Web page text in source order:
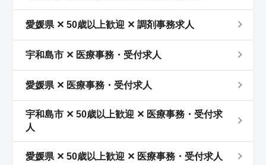
愛媛県 ✕ 50歳以上歓迎 ✕ 調剤事務求人
宇和島市 ✕ 医療事務・受付求人
愛媛県 ✕ 医療事務・受付求人
宇和島市 ✕ 50歳以上歓迎 ✕ 医療事務・受付求
人
愛媛県 ✕ 50歳以上歓迎 ✕ 医療事務・受付求人